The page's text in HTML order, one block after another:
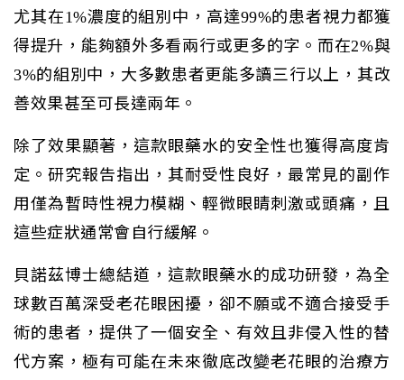
尤其在1%濃度的組別中，高達99%的患者視力都獲
得提升，能夠額外多看兩行或更多的字。而在2%與
3%的組別中，大多數患者更能多讀三行以上，其改
善效果甚至可長達兩年。
除了效果顯著，這款眼藥水的安全性也獲得高度肯
定。研究報告指出，其耐受性良好，最常見的副作
用僅為暫時性視力模糊、輕微眼睛刺激或頭痛，且
這些症狀通常會自行緩解。
貝諾茲博士總結道，這款眼藥水的成功研發，為全
球數百萬深受老花眼困擾，卻不願或不適合接受手
術的患者，提供了一個安全、有效且非侵入性的替
代方案，極有可能在未來徹底改變老花眼的治療方